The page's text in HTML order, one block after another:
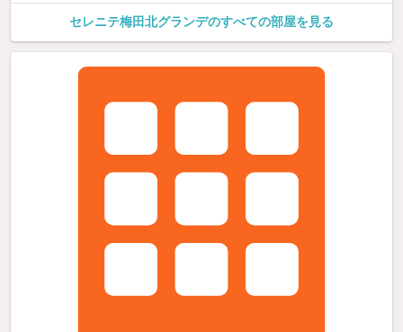
セレニテ梅田北グランデのすべての部屋を見る